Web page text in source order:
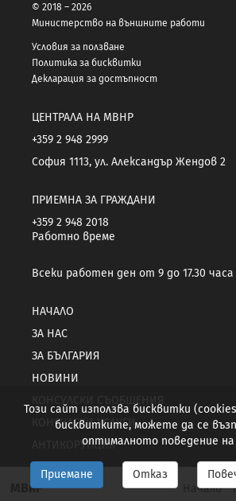
МВнР Начало
© 2018 – 2026
Министерство на външните работи
Условия за ползване
Политика за бисквитки
Декларация за достъпност
ЦЕНТРАЛА НА МВНР
+359 2 948 2999
София 1113, ул. Александър Жендов 2
ПРИЕМНА ЗА ГРАЖДАНИ
+359 2 948 2018
Работно време
Всеки работен ден от 9 до 17.30 часа
НАЧАЛО
ЗА НАС
ЗА БЪЛГАРИЯ
НОВИНИ
КОНСУЛСКИ СЪОБЩЕНИЯ
КОНСУЛСКИ УСЛУГИ
АНТИКОРУПЦИЯ
Този сайт използва бисквитки
бисквитките, можете да се
оптималното поведение
Приемане Отказ